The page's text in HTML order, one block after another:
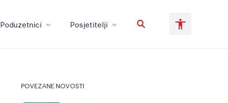
Poduzetnici Posjetitelji
POVEZANE NOVOSTI